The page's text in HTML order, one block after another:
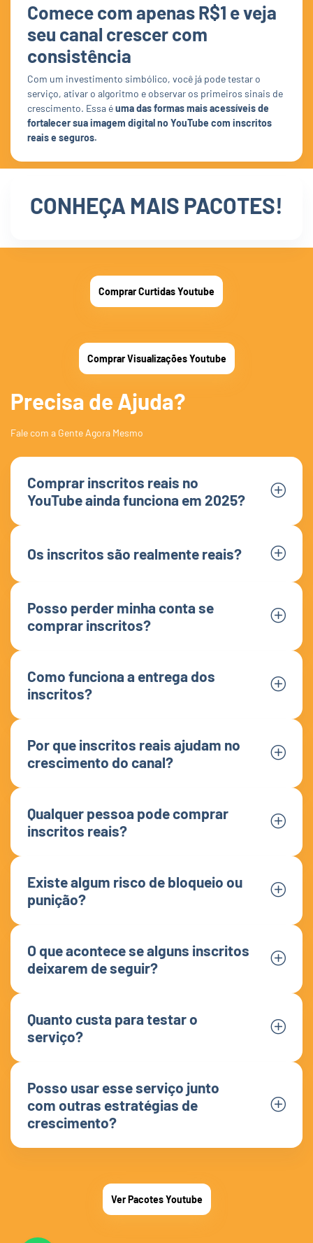
Comece com apenas R$1 e veja
seu canal crescer com
consistência
Com um investimento simbólico, você já pode testar o
serviço, ativar o algoritmo e observar os primeiros sinais de
crescimento. Essa éuma das formas mais acessíveis de
fortalecer sua imagem digital no YouTube com inscritos
reais e seguros.
CONHEÇA MAIS PACOTES!
Comprar Curtidas Youtube
Comprar Visualizações Youtube
Precisa de Ajuda?
Fale com a Gente Agora Mesmo
Comprar inscritos reais no
YouTube ainda funciona em 2025?
Os inscritos são realmente reais?
Posso perder minha conta se
comprar inscritos?
Como funciona a entrega dos
inscritos?
Por que inscritos reais ajudam no
crescimento do canal?
Qualquer pessoa pode comprar
inscritos reais?
Existe algum risco de bloqueio ou
punição?
O que acontece se alguns inscritos
deixarem de seguir?
Quanto custa para testar o
serviço?
Posso usar esse serviço junto
com outras estratégias de
crescimento?
Ver Pacotes Youtube